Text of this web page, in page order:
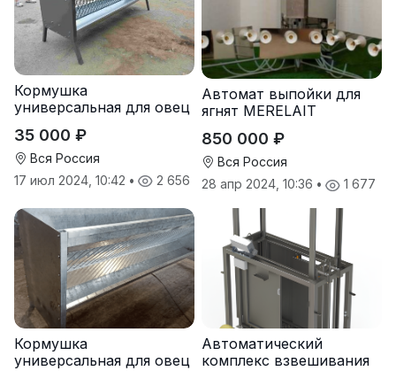
Кормушка
универсальная для овец
35 000 ₽
Вся Россия
17 июл 2024, 10:42 • 2 656
Автомат выпойки для
ягнят MERELAIT
850 000 ₽
Вся Россия
28 апр 2024, 10:36 • 1 677
Кормушка
универсальная для овец
Автоматический
комплекс взвешивания